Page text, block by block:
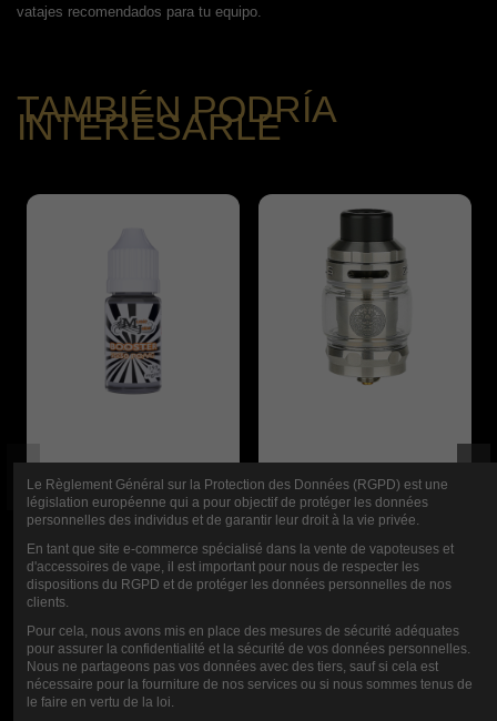
vatajes recomendados para tu equipo.
TAMBIÉN PODRÍA
INTERESARLE
JUGO MUSICAL
BOOSTER
10ML-20MG
CLEAROMIZER
ZEUS Z SUB-
OHM 5ML
GEEKVAPE
22,90 €
Le Règlement Général sur la Protection des Données (RGPD) est une
législation européenne qui a pour objectif de protéger les données
personnelles des individus et de garantir leur droit à la vie privée.
En tant que site e-commerce spécialisé dans la vente de vapoteuses et
d'accessoires de vape, il est important pour nous de respecter les
dispositions du RGPD et de protéger les données personnelles de nos
clients.
Pour cela, nous avons mis en place des mesures de sécurité adéquates
pour assurer la confidentialité et la sécurité de vos données personnelles.
Nous ne partageons pas vos données avec des tiers, sauf si cela est
nécessaire pour la fourniture de nos services ou si nous sommes tenus de
le faire en vertu de la loi.